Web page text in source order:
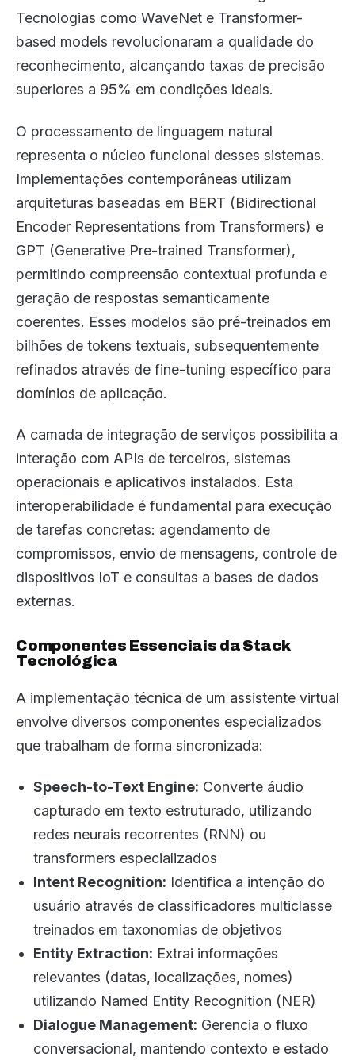
Tecnologias como WaveNet e Transformer-
based models revolucionaram a qualidade do
reconhecimento, alcançando taxas de precisão
superiores a 95% em condições ideais.
O processamento de linguagem natural
representa o núcleo funcional desses sistemas.
Implementações contemporâneas utilizam
arquiteturas baseadas em BERT (Bidirectional
Encoder Representations from Transformers) e
GPT (Generative Pre-trained Transformer),
permitindo compreensão contextual profunda e
geração de respostas semanticamente
coerentes. Esses modelos são pré-treinados em
bilhões de tokens textuais, subsequentemente
refinados através de fine-tuning específico para
domínios de aplicação.
A camada de integração de serviços possibilita a
interação com APIs de terceiros, sistemas
operacionais e aplicativos instalados. Esta
interoperabilidade é fundamental para execução
de tarefas concretas: agendamento de
compromissos, envio de mensagens, controle de
dispositivos IoT e consultas a bases de dados
externas.
Componentes Essenciais da Stack
Tecnológica
A implementação técnica de um assistente virtual
envolve diversos componentes especializados
que trabalham de forma sincronizada:
Speech-to-Text Engine: Converte áudio
capturado em texto estruturado, utilizando
redes neurais recorrentes (RNN) ou
transformers especializados
Intent Recognition: Identifica a intenção do
usuário através de classificadores multiclasse
treinados em taxonomias de objetivos
Entity Extraction: Extrai informações
relevantes (datas, localizações, nomes)
utilizando Named Entity Recognition (NER)
Dialogue Management: Gerencia o fluxo
conversacional, mantendo contexto e estado